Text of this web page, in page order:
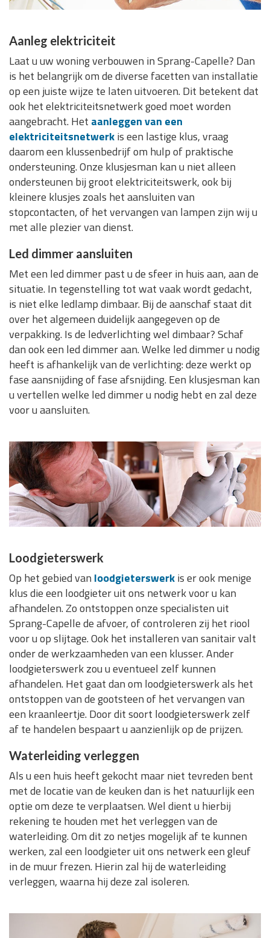
Aanleg elektriciteit
Laat u uw woning verbouwen in Sprang-Capelle? Dan
is het belangrijk om de diverse facetten van installatie
op een juiste wijze te laten uitvoeren. Dit betekent dat
ook het elektriciteitsnetwerk goed moet worden
aangebracht. Het aanleggen van een
elektriciteitsnetwerkis een lastige klus, vraag
daarom een klussenbedrijf om hulp of praktische
ondersteuning. Onze klusjesman kan u niet alleen
ondersteunen bij groot elektriciteitswerk, ook bij
kleinere klusjes zoals het aansluiten van
stopcontacten, of het vervangen van lampen zijn wij u
met alle plezier van dienst.
Led dimmer aansluiten
Met een led dimmer past u de sfeer in huis aan, aan de
situatie. In tegenstelling tot wat vaak wordt gedacht,
is niet elke ledlamp dimbaar. Bij de aanschaf staat dit
over het algemeen duidelijk aangegeven op de
verpakking. Is de ledverlichting wel dimbaar? Schaf
dan ook een led dimmer aan. Welke led dimmer u nodig
heeft is afhankelijk van de verlichting: deze werkt op
fase aansnijding of fase afsnijding. Een klusjesman kan
u vertellen welke led dimmer u nodig hebt en zal deze
voor u aansluiten.
Loodgieterswerk
Op het gebied van loodgieterswerkis er ook menige
klus die een loodgieter uit ons netwerk voor u kan
afhandelen. Zo ontstoppen onze specialisten uit
Sprang-Capelle de afvoer, of controleren zij het riool
voor u op slijtage. Ook het installeren van sanitair valt
onder de werkzaamheden van een klusser. Ander
loodgieterswerk zou u eventueel zelf kunnen
afhandelen. Het gaat dan om loodgieterswerk als het
ontstoppen van de gootsteen of het vervangen van
een kraanleertje. Door dit soort loodgieterswerk zelf
af te handelen bespaart u aanzienlijk op de prijzen.
Waterleiding verleggen
Als u een huis heeft gekocht maar niet tevreden bent
met de locatie van de keuken dan is het natuurlijk een
optie om deze te verplaatsen. Wel dient u hierbij
rekening te houden met het verleggen van de
waterleiding. Om dit zo netjes mogelijk af te kunnen
werken, zal een loodgieter uit ons netwerk een gleuf
in de muur frezen. Hierin zal hij de waterleiding
verleggen, waarna hij deze zal isoleren.